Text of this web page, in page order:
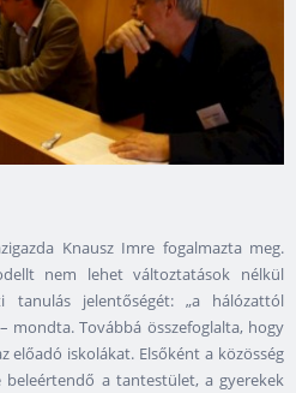
Knausz Imre fogalmazta meg.
nem lehet változtatások nélkül
tanulás jelentőségét: „a hálózattól
mondta. Továbbá összefoglalta, hogy
előadó iskolákat. Elsőként a közösség
beleértendő a tantestület, a gyerekek